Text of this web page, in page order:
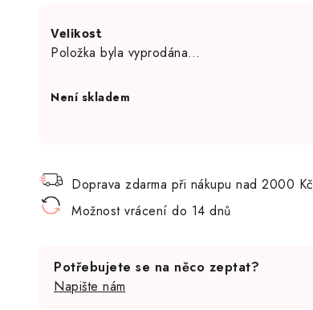
Položka byla vyprodána…
Není skladem
Doprava zdarma při nákupu nad 2000 Kč
Možnost vrácení do 14 dnů
Potřebujete se na něco zeptat?
Napište nám